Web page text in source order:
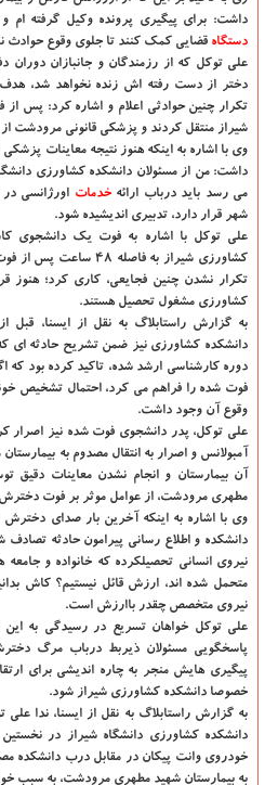
داشت: برای پیگیری پرونده وكیل گرفته ام
دستگاه قضایی كمك كنند تا جلوی وقوع حوادث
علی توكل كه از رزمندگان و جانبازان دوران
دختر از دست رفته اش زنده نخواهد شد،
تكرار چنین حوادثی اعلام و اشاره كرد: پس از
شیراز منتقل كردند و پزشكی قانونی مرودشت
وی با اشاره به اینكه هنوز نتیجه معاینات پزشكی
داشت: من از مسئولان دانشكده كشاورزی
می رسد باید درباب ارائهخدمات اورژانسی
شهر قرار دارد، تدبیری اندیشیده شود.
علی توكل با اشاره به فوت یك دانشجوی
كشاورزی شیراز به
كشاورزی مشغول تحصیل هستند.
به گزارش راستابلاگ به نقل از ایسنا،
دانشكده كشاورزی نیز ضمن تشریح حادثه ای
دوره كارشناسی ارشد شده، تاكید كرده بود كه
فوت شده را فراهم می كرد، احتمال تشخیص
وقوع آن وجود داشت.
آمبولانس و اصرار به انتقال مصدوم به
آن بیمارستان و انجام نشدن معاینات دقیق
مطهری مرودشت، از عوامل موثر بر فوت
وی با اشاره به اینكه آخرین بار صدای
دانشكده و اطلاع رسانی پیرامون حادثه
نیروی انسانی تحصیلكرده كه خانواده و
متحمل شده اند، ارزش قائل نیستیم؟ كاش
نیروی متخصص چقدر باارزش است.
علی توكل خواهان تسریع در رسیدگی به این
پاسخگویی مسئولان ذیربط درباب مرگ
پیگیری هایش منجر به چاره اندیشی برای
خصوصا دانشكده كشاورزی شیراز شود.
به گزارش راستابلاگ به نقل از ایسنا، ندا
دانشكده كشاورزی دانشگاه شیراز در
خودروی وانت پیكان در مقابل درب دانشكده
به بیمارستان شهید مطهری مرودشت، به سبب